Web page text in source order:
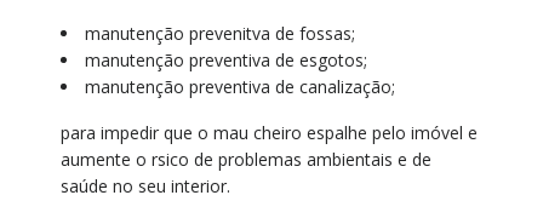
manutenção prevenitva de fossas;
manutenção preventiva de esgotos;
manutenção preventiva de canalização;
para impedir que o mau cheiro espalhe pelo imóvel e
aumente o rsico de problemas ambientais e de
saúde no seu interior.